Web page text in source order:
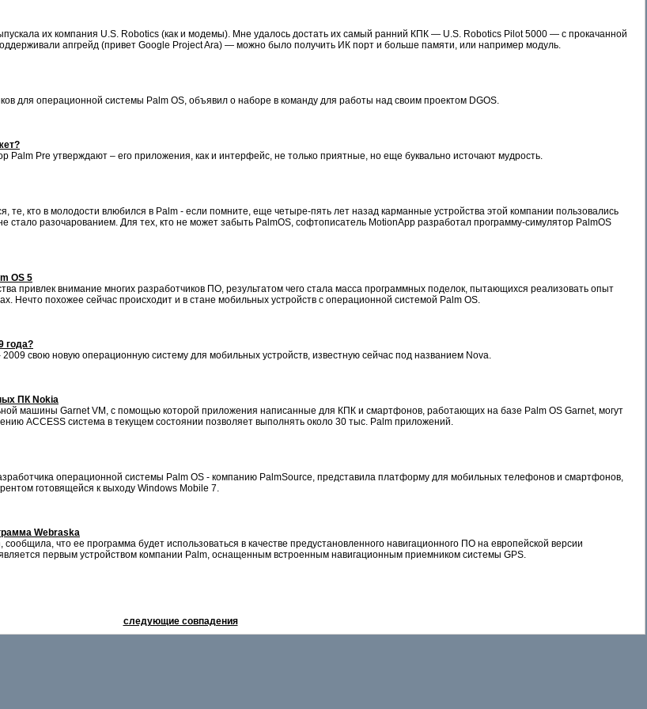
их компания U.S. Robotics (как и модемы). Мне удалось достать их самый ранний КПК — U.S. Robotics Pilot 5000 — с прокачанной
апгрейд (привет Google Project Ara) — можно было получить ИК порт и больше памяти, или например модуль.
для операционной системы Palm OS, объявил о наборе в команду для работы над своим проектом DGOS.
Palm Pre утверждают – его приложения, как и интерфейс, не только приятные, но еще буквально источают мудрость.
те, кто в молодости влюбился в Palm - если помните, еще четыре-пять лет назад карманные устройства этой компании пользовались
стало разочарованием. Для тех, кто не может забыть PalmOS, софтописатель MotionApp разработал программу-симулятор PalmOS
OS 5
привлек внимание многих разработчиков ПО, результатом чего стала масса программных поделок, пытающихся реализовать опыт
Нечто похожее сейчас происходит и в стане мобильных устройств с операционной системой Palm OS.
года?
свою новую операционную систему для мобильных устройств, известную сейчас под названием Nova.
ПК Nokia
машины Garnet VM, с помощью которой приложения написанные для КПК и смартфонов, работающих на базе Palm OS Garnet, могут
ACCESS система в текущем состоянии позволяет выполнять около 30 тыс. Palm приложений.
операционной системы Palm OS - компанию PalmSource, представила платформу для мобильных телефонов и смартфонов,
готовящейся к выходу Windows Mobile 7.
Webraska
что ее программа будет использоваться в качестве предустановленного навигационного ПО на европейской версии
первым устройством компании Palm, оснащенным встроенным навигационным приемником системы GPS.
следующие совпадения